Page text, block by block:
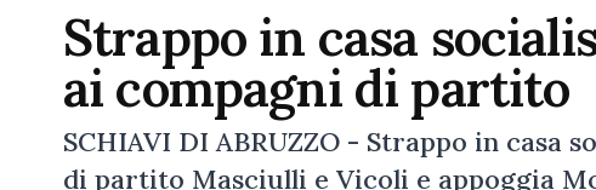
Strappo in casa
ai compagni di partito
SCHIAVI DI ABRUZZO - Strappo in casa
di partito Masciulli e Vicoli e appoggia